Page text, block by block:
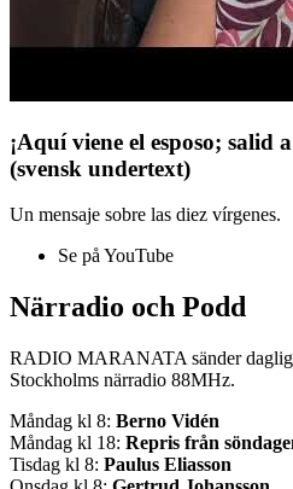
¡Aquí viene el esposo; salid
(svensk undertext)
Un mensaje sobre las diez vírgenes.
Se på YouTube
Närradio och Podd
RADIO MARANATA sänder
Stockholms närradio 88MHz.
Måndag kl 8: Berno Vidén
Måndag kl 18: Repris från
Tisdag kl 8: Paulus Eliasson